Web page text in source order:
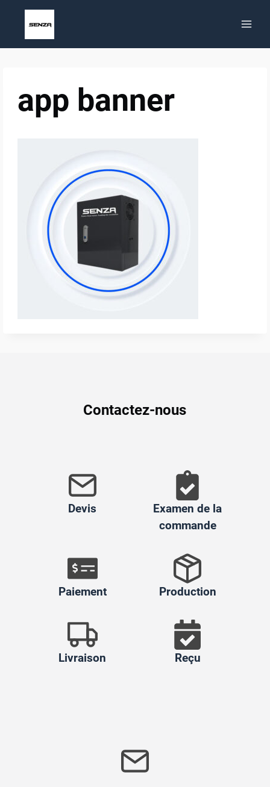
app banner
Contactez-nous
Devis
Examen de la
commande
Paiement Production
Livraison Reçu